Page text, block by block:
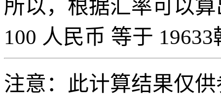
所以，根据汇率可以
100 人民币 等于
注意：此计算结果仅